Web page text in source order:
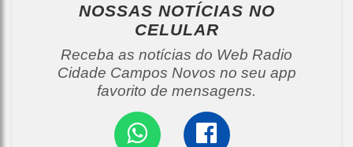
NOSSAS NOTÍCIAS NO
CELULAR
Receba as notícias do Web Radio
Cidade Campos Novos no seu app
favorito de mensagens.